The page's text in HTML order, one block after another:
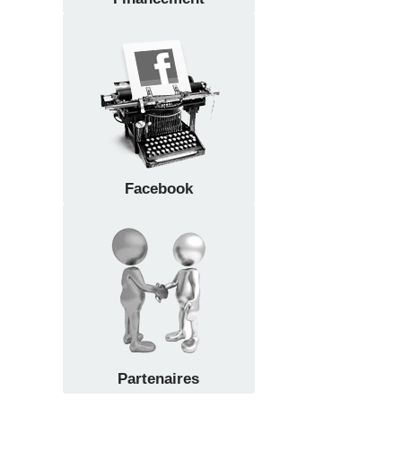
Facebook
Partenaires